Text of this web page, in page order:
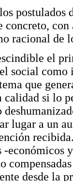
postulados
concreto,
racional de
el
social como
que
calidad si lo
lugar a un
-económicos
desde la